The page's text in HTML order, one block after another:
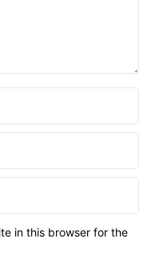
in this browser for the